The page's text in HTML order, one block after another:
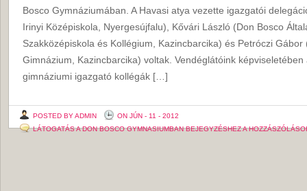
Bosco Gymnáziumában. A Havasi atya vezette igazgatói
Irinyi Középiskola, Nyergesújfalu), Kővári László (Don Bosco
Szakközépiskola és Kollégium, Kazincbarcika) és Petróczi
Gimnázium, Kazincbarcika) voltak. Vendéglátóink
gimnáziumi igazgató kollégák […]
POSTED BY ADMIN
ON JÚN - 11 - 2012
LÁTOGATÁS A DON BOSCO GYMNASIUMBAN BEJEGYZÉSHEZA